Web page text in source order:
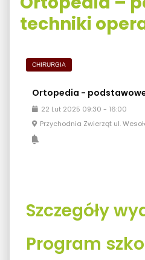
techniki
CHIRURGIA
Ortopedia -
22 Lut 2025 09:30 - 16:00
Przychodnia Zwierząt ul.
Szczegóły
Program